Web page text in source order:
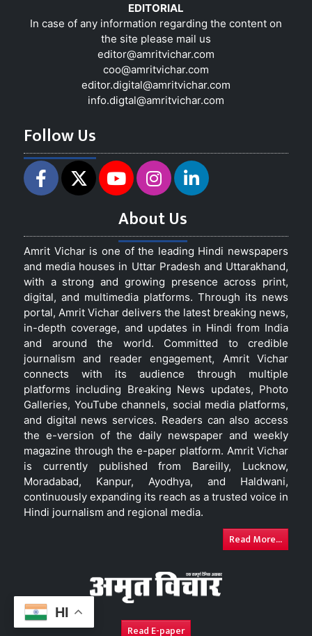
HI
EDITORIAL
In case of any information regarding the content on
the site please mail us
editor@amritvichar.com
coo@amritvichar.com
editor.digital@amritvichar.com
info.digtal@amritvichar.com
Follow Us
About Us
Amrit Vichar is one of the leading Hindi newspapers
and media houses in Uttar Pradesh and Uttarakhand,
with a strong and growing presence across print,
digital, and multimedia platforms. Through its news
portal, Amrit Vichar delivers the latest breaking news,
in-depth coverage, and updates in Hindi from India
and around the world. Committed to credible
journalism and reader engagement, Amrit Vichar
connects with its audience through multiple
platforms including Breaking News updates, Photo
Galleries, YouTube channels, social media platforms,
and digital news services. Readers can also access
the e-version of the daily newspaper and weekly
magazine through the e-paper platform. Amrit Vichar
is currently published from Bareilly, Lucknow,
Moradabad, Kanpur, Ayodhya, and Haldwani,
continuously expanding its reach as a trusted voice in
Hindi journalism and regional media.
Read More...
Read E-paper